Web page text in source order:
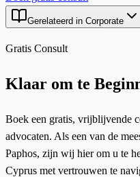
Gerelateerd in Corporate
Gratis Consult
Klaar om te
Boek een gratis, vrijblijvende
advocaten. Als een van de
Paphos, zijn wij hier om u te
Cyprus met vertrouwen te